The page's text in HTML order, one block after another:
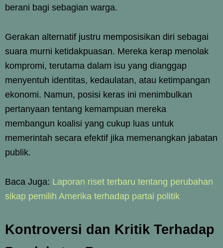
berani bagi sebagian warga.
Gerakan alternatif justru memposisikan diri sebagai
suara murni ketidakpuasan. Mereka kerap menolak
kompromi, terutama dalam isu yang dianggap
menyentuh identitas, kedaulatan, atau ketimpangan
ekonomi. Namun, posisi keras ini menimbulkan
pertanyaan tentang kemampuan mereka
membangun koalisi yang cukup luas untuk
memerintah secara efektif jika memenangkan jabatan
publik.
Baca Juga: Laporan riset terbaru tentang perubahan
sikap pemilih Amerika terhadap partai politik
Kontroversi dan Kritik Terhadap